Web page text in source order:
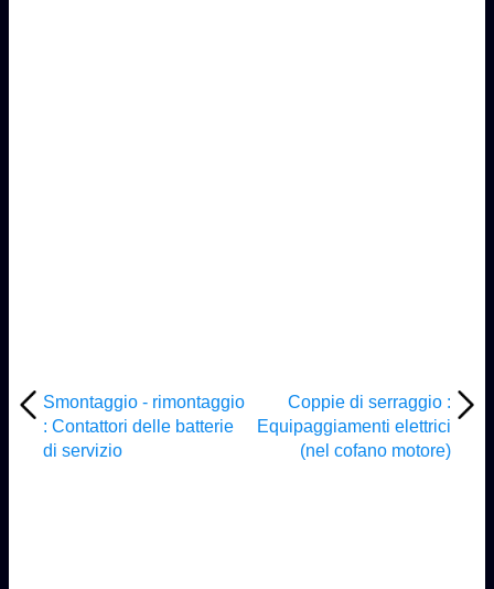
Smontaggio - rimontaggio
: Contattori delle batterie
di servizio
Coppie di serraggio :
Equipaggiamenti elettrici
(nel cofano motore)